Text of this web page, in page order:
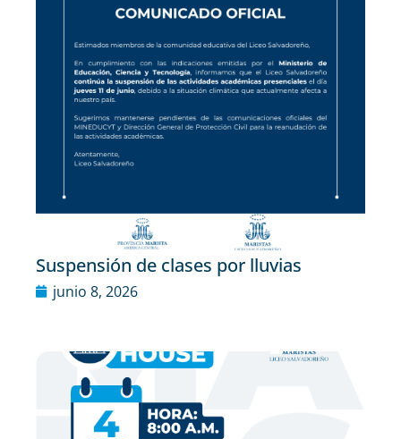
Suspensión de clases por lluvias
junio 8, 2026